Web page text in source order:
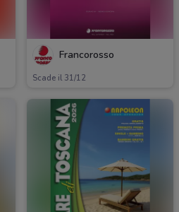
Francorosso
Scade il 31/12